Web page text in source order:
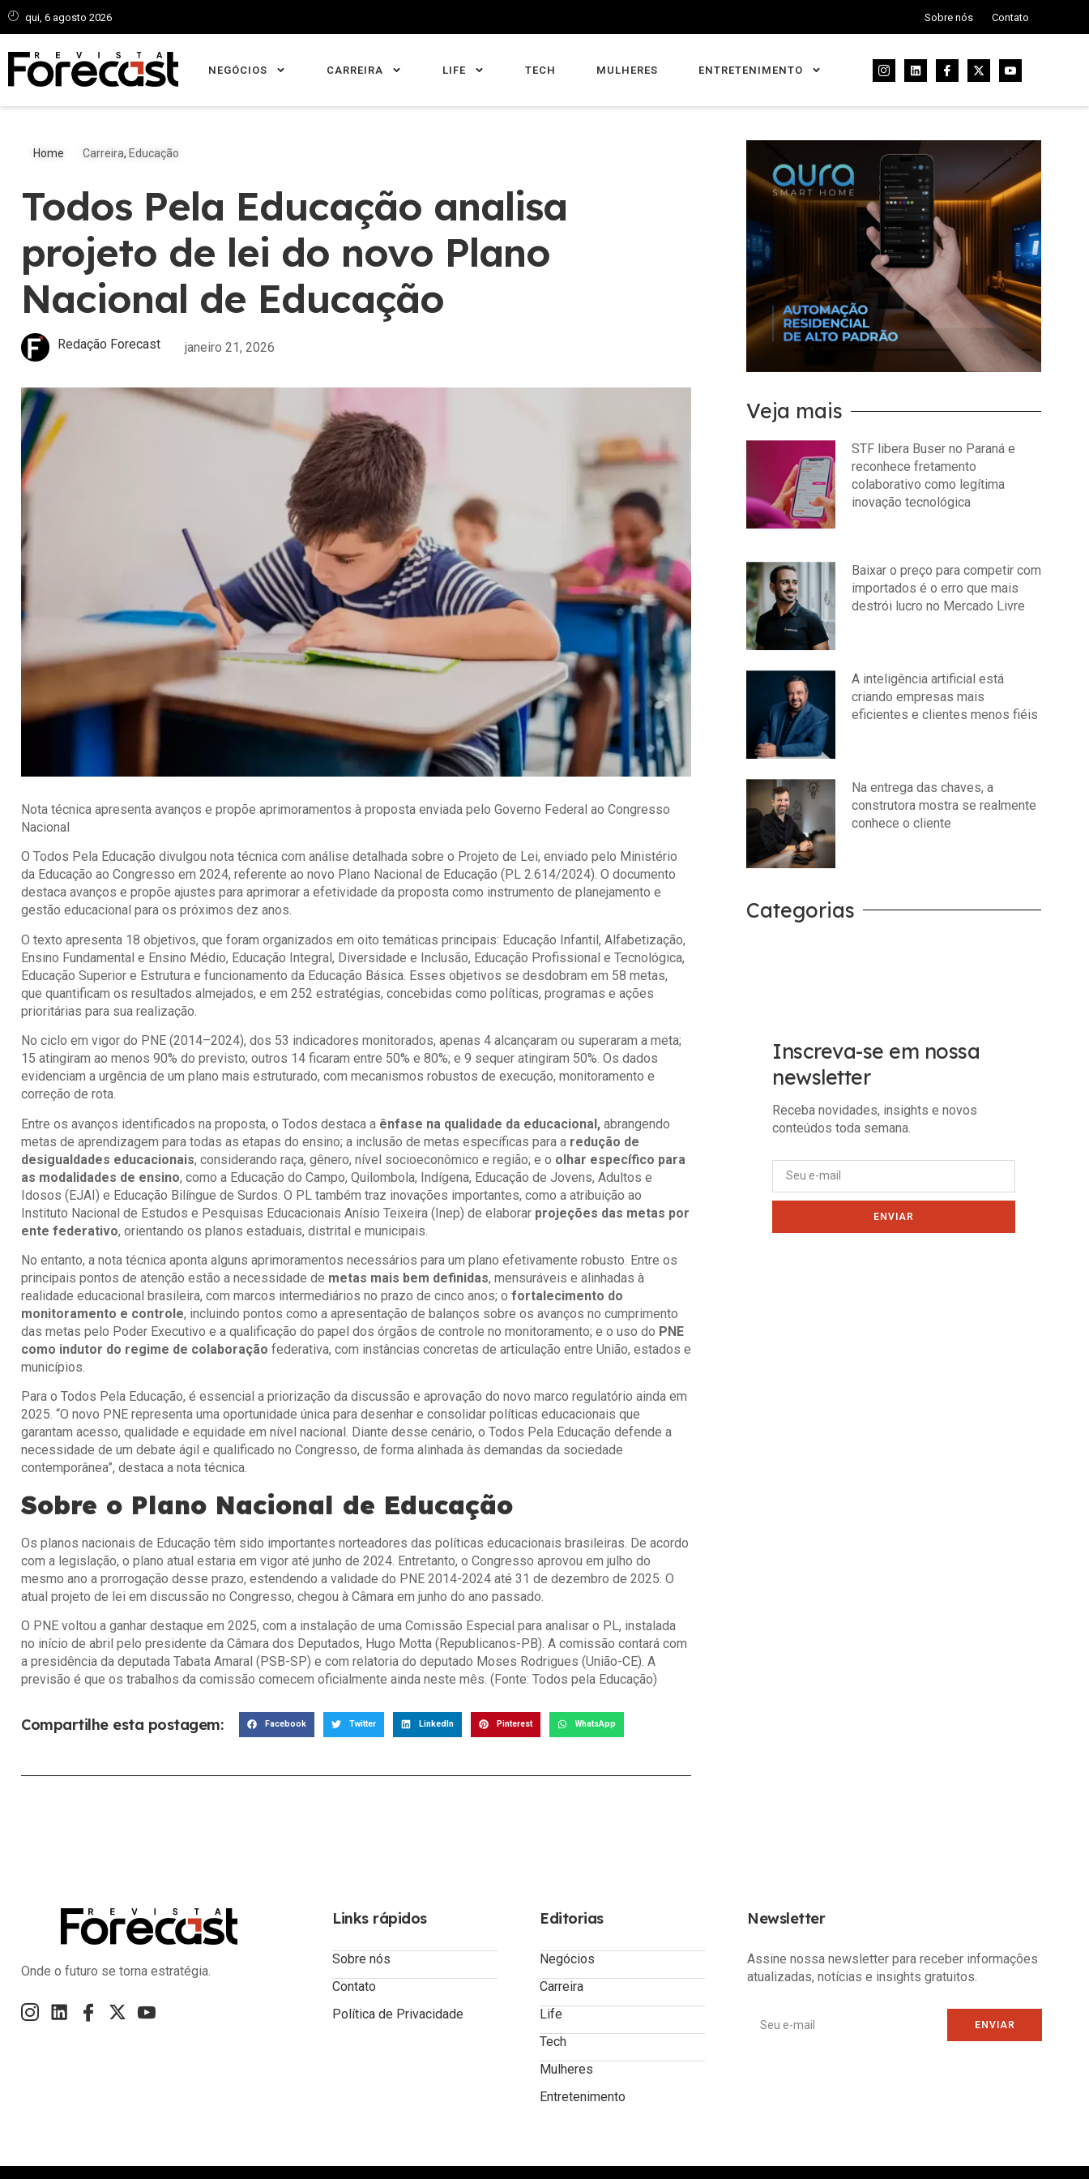
qui, 6 agosto 2026 Sobre nós Contato
NEGÓCIOS CARREIRA LIFE TECH MULHERES ENTRETENIMENTO
Home Carreira, Educação
Todos Pela Educação analisa
projeto de lei do novo Plano
Nacional de Educação
Redação Forecast janeiro 21, 2026
Nota técnica apresenta avanços e propõe aprimoramentos à proposta enviada pelo Governo Federal ao Congresso
Nacional
O Todos Pela Educação divulgou nota técnica com análise detalhada sobre o Projeto de Lei, enviado pelo Ministério
da Educação ao Congresso em 2024, referente ao novo Plano Nacional de Educação (PL 2.614/2024). O documento
destaca avanços e propõe ajustes para aprimorar a efetividade da proposta como instrumento de planejamento e
gestão educacional para os próximos dez anos.
O texto apresenta 18 objetivos, que foram organizados em oito temáticas principais: Educação Infantil, Alfabetização,
Ensino Fundamental e Ensino Médio, Educação Integral, Diversidade e Inclusão, Educação Profissional e Tecnológica,
Educação Superior e Estrutura e funcionamento da Educação Básica. Esses objetivos se desdobram em 58 metas,
que quantificam os resultados almejados, e em 252 estratégias, concebidas como políticas, programas e ações
prioritárias para sua realização.
No ciclo em vigor do PNE (2014–2024), dos 53 indicadores monitorados, apenas 4 alcançaram ou superaram a meta;
15 atingiram ao menos 90% do previsto; outros 14 ficaram entre 50% e 80%; e 9 sequer atingiram 50%. Os dados
evidenciam a urgência de um plano mais estruturado, com mecanismos robustos de execução, monitoramento e
correção de rota.
Entre os avanços identificados na proposta, o Todos destaca a ênfase na qualidade da educacional, abrangendo
metas de aprendizagem para todas as etapas do ensino; a inclusão de metas específicas para a redução de
desigualdades educacionais, considerando raça, gênero, nível socioeconômico e região; e o olhar específico para
as modalidades de ensino, como a Educação do Campo, Quilombola, Indígena, Educação de Jovens, Adultos e
Idosos (EJAI) e Educação Bilíngue de Surdos. O PL também traz inovações importantes, como a atribuição ao
Instituto Nacional de Estudos e Pesquisas Educacionais Anísio Teixeira (Inep) de elaborar projeções das metas por
ente federativo, orientando os planos estaduais, distrital e municipais.
No entanto, a nota técnica aponta alguns aprimoramentos necessários para um plano efetivamente robusto. Entre os
principais pontos de atenção estão a necessidade de metas mais bem definidas, mensuráveis e alinhadas à
realidade educacional brasileira, com marcos intermediários no prazo de cinco anos; o fortalecimento do
monitoramento e controle, incluindo pontos como a apresentação de balanços sobre os avanços no cumprimento
das metas pelo Poder Executivo e a qualificação do papel dos órgãos de controle no monitoramento; e o uso do PNE
como indutor do regime de colaboração federativa, com instâncias concretas de articulação entre União, estados e
municípios.
Para o Todos Pela Educação, é essencial a priorização da discussão e aprovação do novo marco regulatório ainda em
2025. “O novo PNE representa uma oportunidade única para desenhar e consolidar políticas educacionais que
garantam acesso, qualidade e equidade em nível nacional. Diante desse cenário, o Todos Pela Educação defende a
necessidade de um debate ágil e qualificado no Congresso, de forma alinhada às demandas da sociedade
contemporânea”, destaca a nota técnica.
Sobre o Plano Nacional de Educação
Os planos nacionais de Educação têm sido importantes norteadores das políticas educacionais brasileiras. De acordo
com a legislação, o plano atual estaria em vigor até junho de 2024. Entretanto, o Congresso aprovou em julho do
mesmo ano a prorrogação desse prazo, estendendo a validade do PNE 2014-2024 até 31 de dezembro de 2025. O
atual projeto de lei em discussão no Congresso, chegou à Câmara em junho do ano passado.
O PNE voltou a ganhar destaque em 2025, com a instalação de uma Comissão Especial para analisar o PL, instalada
no início de abril pelo presidente da Câmara dos Deputados, Hugo Motta (Republicanos-PB). A comissão contará com
a presidência da deputada Tabata Amaral (PSB-SP) e com relatoria do deputado Moses Rodrigues (União-CE). A
previsão é que os trabalhos da comissão comecem oficialmente ainda neste mês. (Fonte: Todos pela Educação)
Compartilhe esta postagem: Facebook Twitter LinkedIn Pinterest WhatsApp
Veja mais
STF libera Buser no Paraná e
reconhece fretamento
colaborativo como legítima
inovação tecnológica
Baixar o preço para competir com
importados é o erro que mais
destrói lucro no Mercado Livre
A inteligência artificial está
criando empresas mais
eficientes e clientes menos fiéis
Na entrega das chaves, a
construtora mostra se realmente
conhece o cliente
Categorias
Inscreva-se em nossa
newsletter
Receba novidades, insights e novos
conteúdos toda semana.
ENVIAR
Onde o futuro se torna estratégia.
Links rápidos
Sobre nós
Contato
Política de Privacidade
Editorias
Negócios
Carreira
Life
Tech
Mulheres
Entretenimento
Newsletter
Assine nossa newsletter para receber informações
atualizadas, notícias e insights gratuitos.
ENVIAR